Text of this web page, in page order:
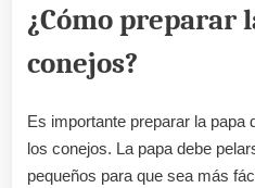
¿Cómo preparar
conejos?
Es importante preparar la papa
los conejos. La papa debe
pequeños para que sea más